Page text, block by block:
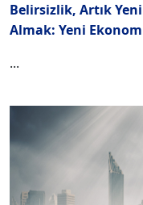
Belirsizlik, Artık
Almak: Yeni
...